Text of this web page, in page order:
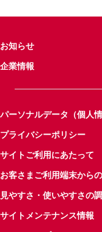
お知らせ
企業情報
パーソナルデータ（個人
プライバシーポリシー
サイトご利用にあたって
お客さまご利用端末から
見やすさ・使いやすさの
サイトメンテナンス情報